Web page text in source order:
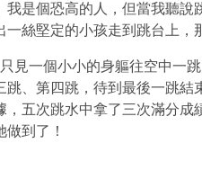
我是個恐高的人，但當我聽
一絲堅定的小孩走到跳台上
一個小小的身軀往空中一跳
跳、第四跳，待到最後一跳
，五次跳水中拿了三次滿分
到了！